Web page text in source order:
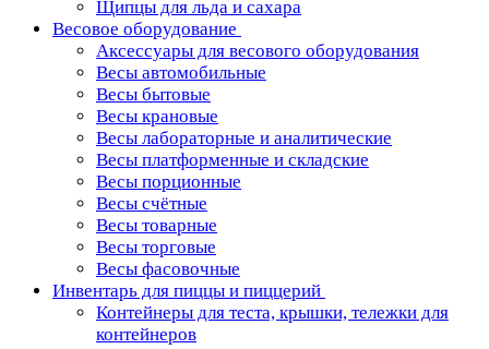
Щипцы для льда и сахара
Весовое оборудование
Аксессуары для весового оборудования
Весы автомобильные
Весы бытовые
Весы крановые
Весы лабораторные и аналитические
Весы платформенные и складские
Весы порционные
Весы счётные
Весы товарные
Весы торговые
Весы фасовочные
Инвентарь для пиццы и пиццерий
Контейнеры для теста, крышки, тележки для
контейнеров